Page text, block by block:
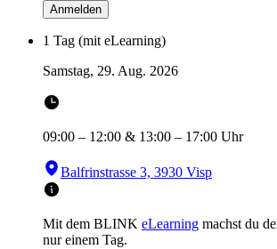
Anmelden
1 Tag (mit eLearning)
Samstag, 29. Aug. 2026
09:00 – 12:00 & 13:00 – 17:00 Uhr
Balfrinstrasse 3, 3930 Visp
Mit dem BLINK eLearning machst du
nur einem Tag.